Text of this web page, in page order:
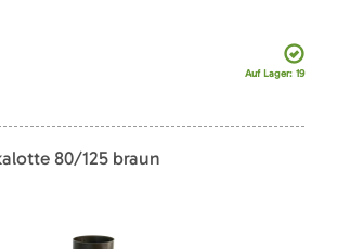
Auf Lager: 19
80/125 braun